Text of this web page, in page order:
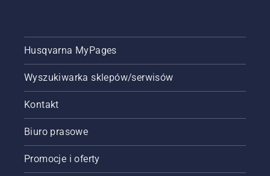
Husqvarna MyPages
Wyszukiwarka sklepów/serwisów
Kontakt
Biuro prasowe
Promocje i oferty